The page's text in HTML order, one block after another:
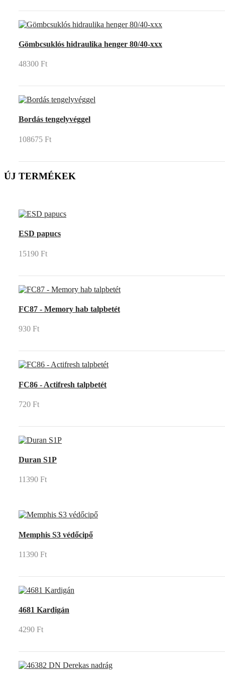
Gömbcsuklós hidraulika henger 80/40-xxx
48300 Ft
Bordás tengelyvéggel
108675 Ft
ÚJ TERMÉKEK
ESD papucs
15190 Ft
FC87 - Memory hab talpbetét
930 Ft
FC86 - Actifresh talpbetét
720 Ft
Duran S1P
11390 Ft
Memphis S3 védőcipő
11390 Ft
4681 Kardigán
4290 Ft